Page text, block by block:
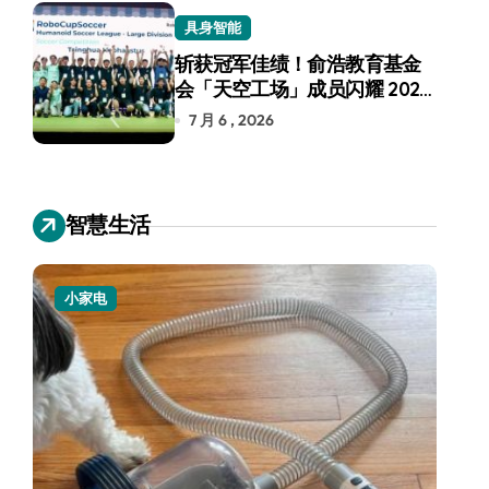
具身智能
斩获冠军佳绩！俞浩教育基金
会「天空工场」成员闪耀 2026
RoboCup 机器人世界杯
7 月 6 , 2026
智慧生活
小家电